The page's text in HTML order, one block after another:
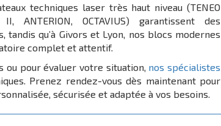
techniques laser très haut niveau (TENEO
ANTERION, OCTAVIUS) garantissent des
qu’à Givors et Lyon, nos blocs modernes
complet et attentif.
ou pour évaluer votre situation, nos spécialistes
Prenez rendez-vous dès maintenant pour
sécurisée et adaptée à vos besoins.